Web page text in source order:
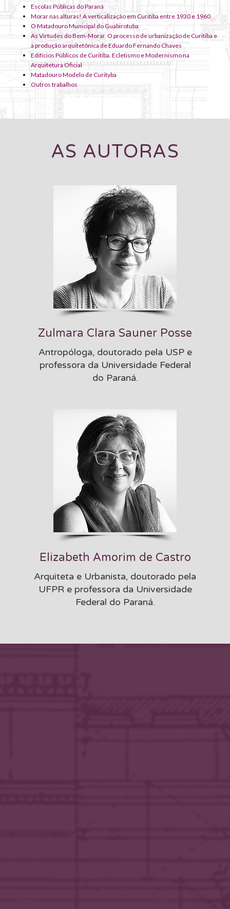
Coleção de Projetos Arquitetônicos de Eduardo Fernando Chaves
Escolas Públicas do Paraná
Morar nas alturas! A verticalização em Curitiba entre 1930 e 1960
O Matadouro Municipal do Guabirotuba
As Virtudes do Bem-Morar. O processo de urbanização de Curitiba e
a produção arquitetônica de Eduardo Fernando Chaves
Edifícios Públicos de Curitiba. Ecletismo e Modernismo na
Arquitetura Oficial
Matadouro Modelo de Curityba
AS AUTORAS
Zulmara Clara Sauner Posse
Antropóloga, doutorado pela USP e
professora da Universidade Federal
Elizabeth Amorim de Castro
Arquiteta e Urbanista, doutorado pela
UFPR e professora da Universidade